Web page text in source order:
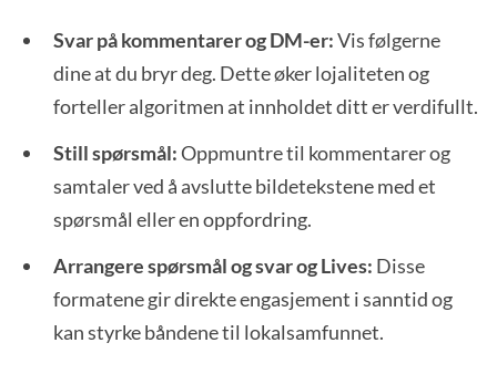
Svar på kommentarer og DM-er:Vis følgerne
dine at du bryr deg. Dette øker lojaliteten og
forteller algoritmen at innholdet ditt er verdifullt.
Still spørsmål:Oppmuntre til kommentarer og
samtaler ved å avslutte bildetekstene med et
spørsmål eller en oppfordring.
Arrangere spørsmål og svar og Lives: Disse
formatene gir direkte engasjement i sanntid og
kan styrke båndene til lokalsamfunnet.